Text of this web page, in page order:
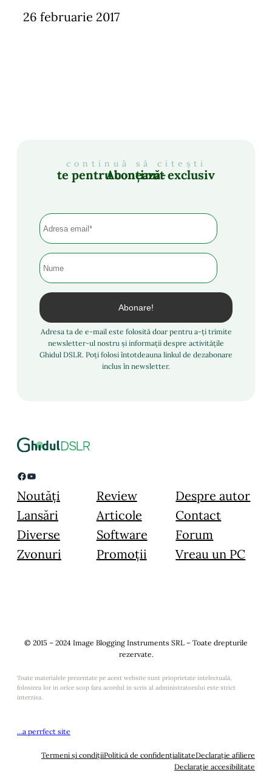
26 februarie 2017
continuă să citești
Abonează-te pentru conținut exclusiv
Adresa ta de e-mail este folosită doar pentru a-ți trimite
newsletter-ul nostru și informații despre activitățile
Ghidul DSLR. Poți folosi întotdeauna linkul de dezabonare
inclus în newsletter.
Facebook YouTube
Noutăți
Lansări
Diverse
Zvonuri
Review
Articole
Software
Promoții
Despre autor
Contact
Forum
Vreau un PC
© 2015 – 2024 Image Blogging Instruments SRL – Toate drepturile
rezervate.
Toate materialele prezentate pe acest website sunt prioprietate intelectuală,
folosirea lor in orice scop fara acordul in scris al administratorului este strict
interzisa.
…a perrfect site
Termeni și condițiiPolitică de confidențialitateDeclarație afiliere
Declarație accesibilitate